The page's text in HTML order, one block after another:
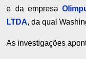
e da empresa
LTDA, da qual
As investigações